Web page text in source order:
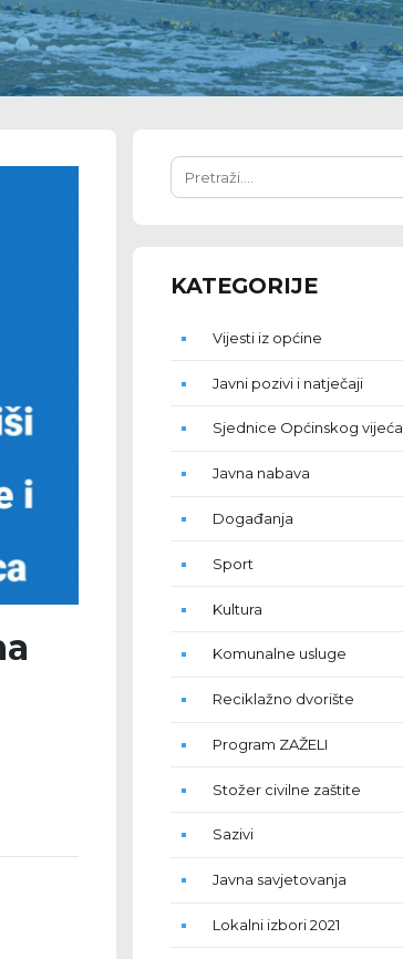
KATEGORIJE
Vijesti iz općine
Javni pozivi i natječaji
Sjednice Općinskog vijeća
Javna nabava
Događanja
Sport
Kultura
Komunalne usluge
Reciklažno dvorište
Program ZAŽELI
Stožer civilne zaštite
Sazivi
Javna savjetovanja
Lokalni izbori 2021